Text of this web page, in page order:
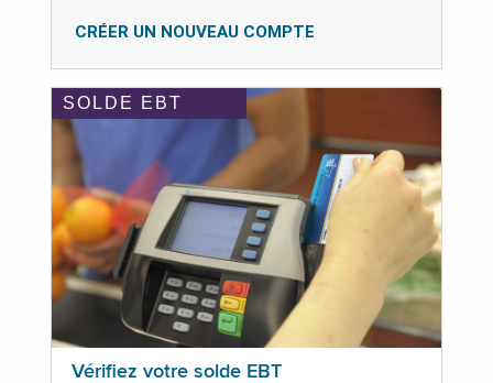
CRÉER UN NOUVEAU COMPTE
SOLDE EBT
Vérifiez votre solde EBT